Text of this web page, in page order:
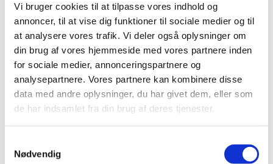
Vi bruger cookies til at tilpasse vores indhold og
annoncer, til at vise dig funktioner til sociale medier og til
at analysere vores trafik. Vi deler også oplysninger om
din brug af vores hjemmeside med vores partnere inden
for sociale medier, annonceringspartnere og
analysepartnere. Vores partnere kan kombinere disse
data med andre oplysninger, du har givet dem, eller som
de har indsamlet fra din brug af deres tjenester.
Nødvendig
Lægemiddelstyrelsens sagsnummer:2018120365
Emner
Medicinsk udstyr
Relateret indhold
(opdateret)